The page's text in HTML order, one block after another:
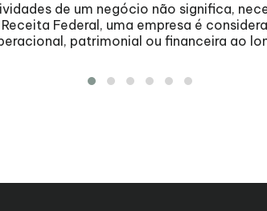
de um negócio não significa,
Federal, uma empresa é
patrimonial ou financeira ao